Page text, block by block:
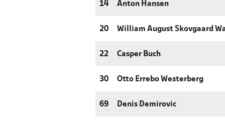
14 Anton Hansen
20 William August Skovgaard
22 Casper Buch
30 Otto Errebo Westerberg
69 Denis Demirovic